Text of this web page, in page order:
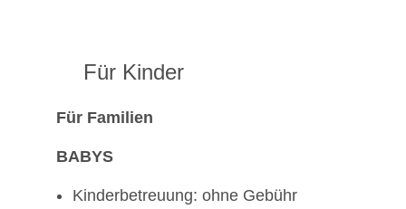
Für Kinder
Für Familien
BABYS
Kinderbetreuung: ohne Gebühr